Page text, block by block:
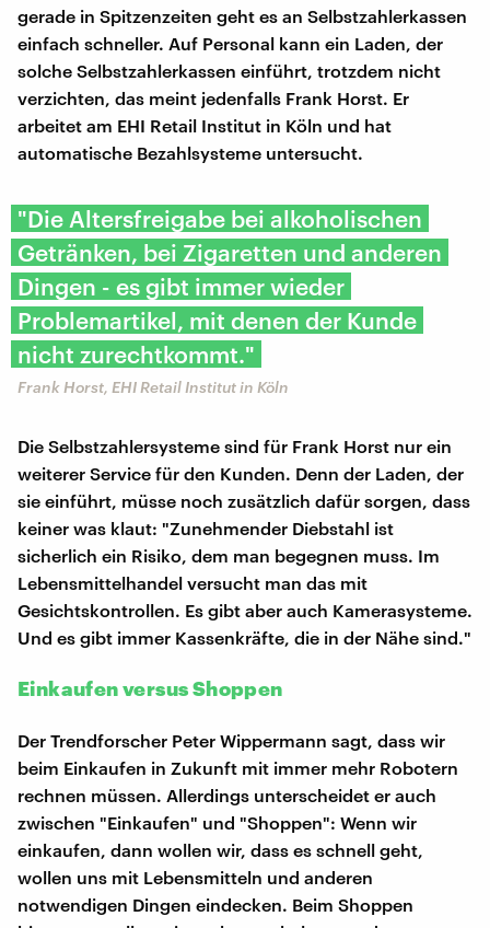
gerade in Spitzenzeiten geht es an Selbstzahlerkassen
einfach schneller. Auf Personal kann ein Laden, der
solche Selbstzahlerkassen einführt, trotzdem nicht
verzichten, das meint jedenfalls Frank Horst. Er
arbeitet am EHI Retail Institut in Köln und hat
automatische Bezahlsysteme untersucht.
"Die Altersfreigabe bei alkoholischen
Getränken, bei Zigaretten und anderen
Dingen - es gibt immer wieder
Problemartikel, mit denen der Kunde
nicht zurechtkommt."
Frank Horst, EHI Retail Institut in Köln
Die Selbstzahlersysteme sind für Frank Horst nur ein
weiterer Service für den Kunden. Denn der Laden, der
sie einführt, müsse noch zusätzlich dafür sorgen, dass
keiner was klaut: "Zunehmender Diebstahl ist
sicherlich ein Risiko, dem man begegnen muss. Im
Lebensmittelhandel versucht man das mit
Gesichtskontrollen. Es gibt aber auch Kamerasysteme.
Und es gibt immer Kassenkräfte, die in der Nähe sind."
Einkaufen versus Shoppen
Der Trendforscher Peter Wippermann sagt, dass wir
beim Einkaufen in Zukunft mit immer mehr Robotern
rechnen müssen. Allerdings unterscheidet er auch
zwischen "Einkaufen" und "Shoppen": Wenn wir
einkaufen, dann wollen wir, dass es schnell geht,
wollen uns mit Lebensmitteln und anderen
notwendigen Dingen eindecken. Beim Shoppen